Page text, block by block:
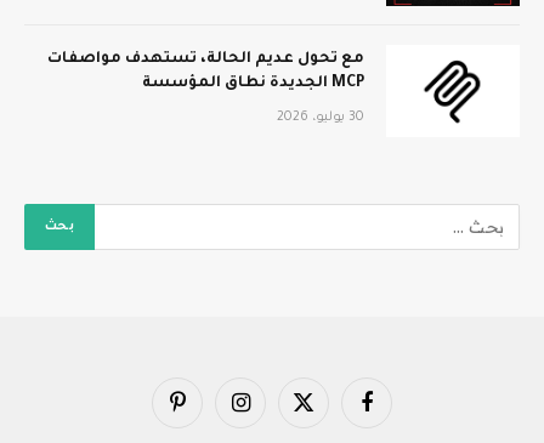
مع تحول عديم الحالة، تستهدف مواصفات
MCP الجديدة نطاق المؤسسة
30 يوليو، 2026
فيسبوك X
الانستغرامبينتيريست